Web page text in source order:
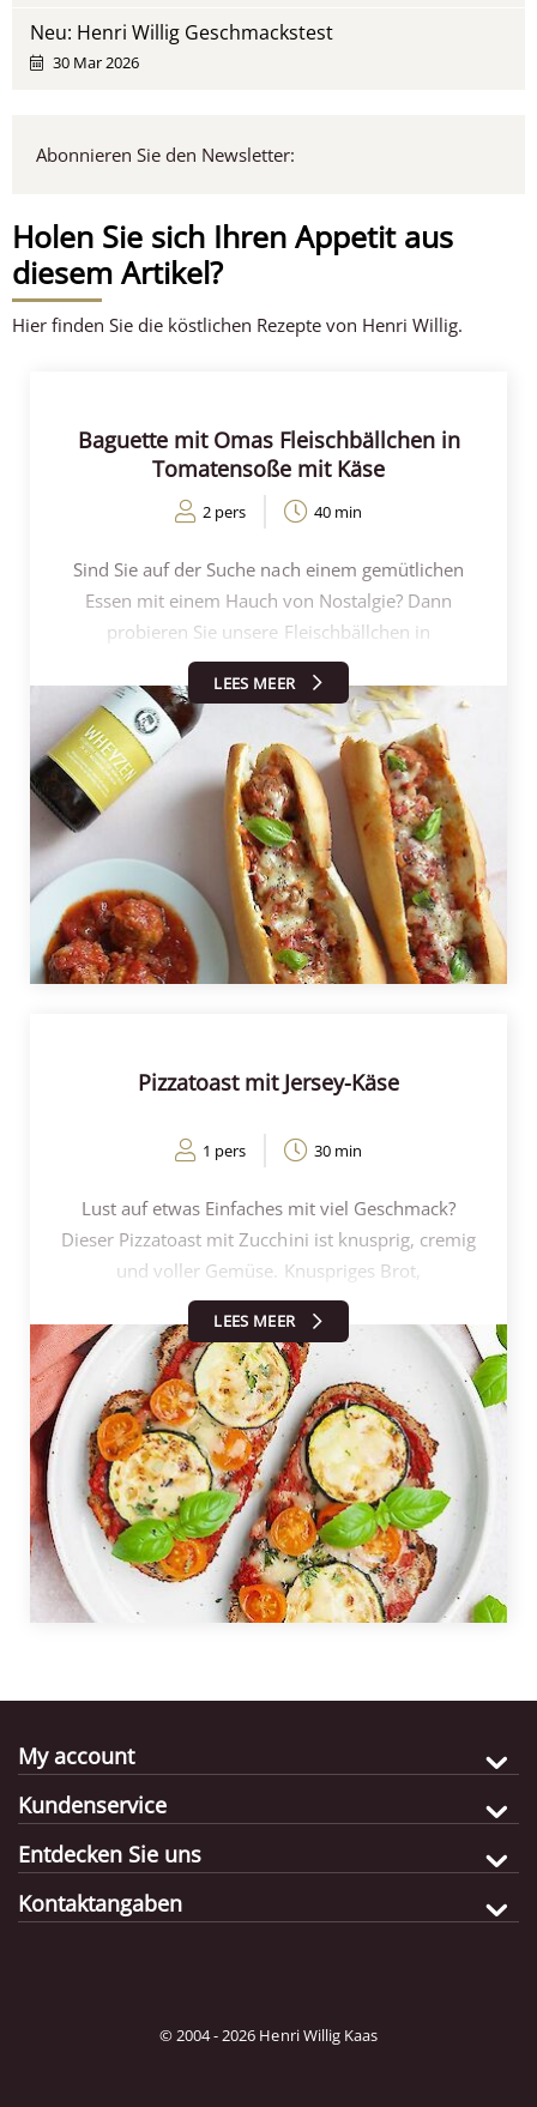
Neu: Henri Willig Geschmackstest
30 Mar 2026
Abonnieren Sie den Newsletter:
Holen Sie sich Ihren Appetit aus
diesem Artikel?
Hier finden Sie die köstlichen Rezepte von Henri Willig.
Baguette mit Omas Fleischbällchen in
Tomatensoße mit Käse
2 pers 40 min
Sind Sie auf der Suche nach einem gemütlichen
Essen mit einem Hauch von Nostalgie? Dann
probieren Sie unsere Fleischbällchen in
Tomatensauce mit einer großzügigen Portion
schmelzendem Käse. Dieses Gericht wird nicht nur
Ihr Herz erwärmen, sondern auch Ihre
Geschmacksknospen. Die geheime Zutat? Die Liebe!
Heizen Sie den Ofen vor, mischen Sie das
Hackfleisch mit den Gewürzen und formen Sie
kleine Bällchen. Diese goldbraun braten, mit
Tomatensauce ablöschen und köcheln lassen. Eine
gute Menge Gouda-Käse reiben, die Fleischbällchen
auf ein Baguette legen und mit Käse bestreuen. In
den Ofen schieben und genießen! Ein
LEES MEER
Pizzatoast mit Jersey-Käse
1 pers 30 min
Lust auf etwas Einfaches mit viel Geschmack?
Dieser Pizzatoast mit Zucchini ist knusprig, cremig
und voller Gemüse. Knuspriges Brot,
geschmolzener Käse und saftige Zucchini - einfach,
schnell und erstaunlich lecker!
LEES MEER
My account
Kundenservice
Entdecken Sie uns
Kontaktangaben
© 2004 - 2026 Henri Willig Kaas